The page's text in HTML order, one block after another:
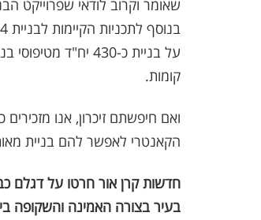
קומות.
ואם חיפשתם זיכרון, אנו
הקאנטרי לאפשר להם בניית
בעיר בצורה האמינה והשקופה